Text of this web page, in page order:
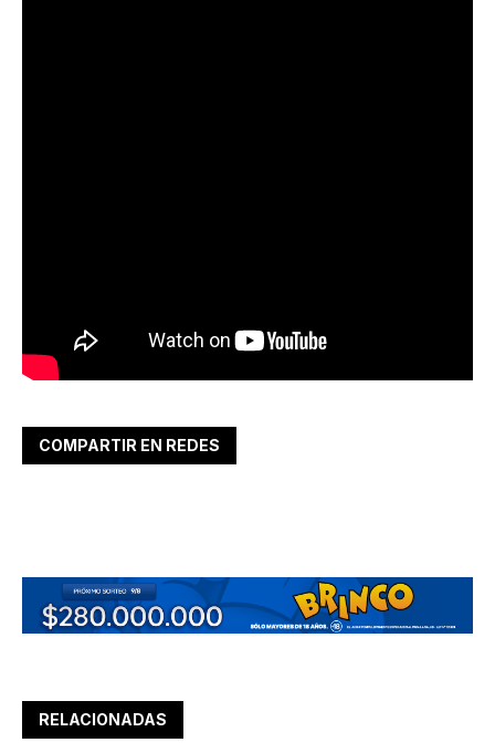
COMPARTIR EN REDES
RELACIONADAS